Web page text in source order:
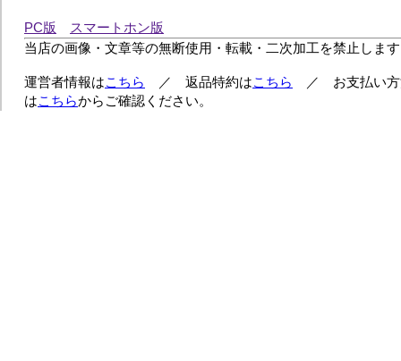
PC版
スマートホン版
当店の画像・文章等の無断使用・転載・二次加工を禁止しま
運営者情報はこちら ／ 返品特約はこちら
／ お支払い方
はこちらからご確認ください。